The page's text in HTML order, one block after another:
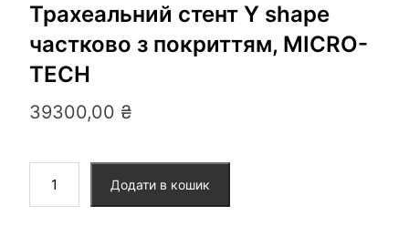
Трахеальний стент Y shape
частково з покриттям, MICRO-
TECH
39300,00 ₴
Додати в кошик